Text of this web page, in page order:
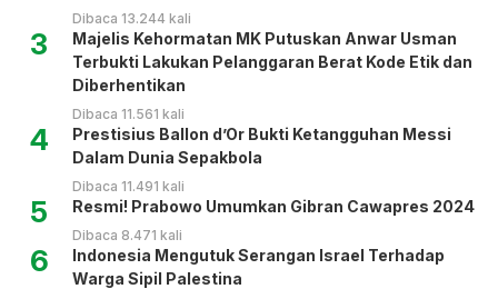
Dibaca 13.244 kali
3
Majelis Kehormatan MK Putuskan Anwar Usman
Terbukti Lakukan Pelanggaran Berat Kode Etik dan
Diberhentikan
Dibaca 11.561 kali
4
Prestisius Ballon d’Or Bukti Ketangguhan Messi
Dalam Dunia Sepakbola
Dibaca 11.491 kali
5 Resmi! Prabowo Umumkan Gibran Cawapres 2024
Dibaca 8.471 kali
6
Indonesia Mengutuk Serangan Israel Terhadap
Warga Sipil Palestina